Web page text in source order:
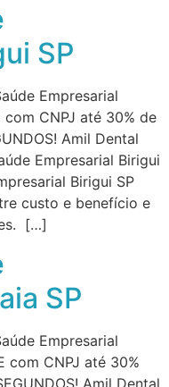
SP
Empresarial
CNPJ até 30% de
Amil Dental
Empresarial Birigui
Birigui SP
custo e benefício e
[…]
SP
Empresarial
com CNPJ até 30%